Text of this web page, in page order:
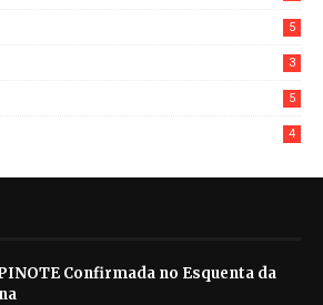
5
3
5
4
Confirmada no Esquenta da